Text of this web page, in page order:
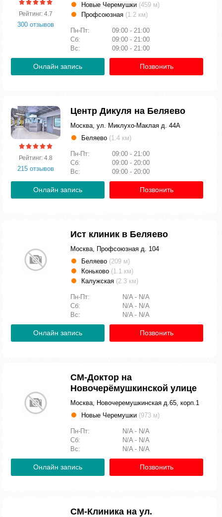
Рейтинг: 4.7
300 отзывов
Новые Черемушки (459 м)
Профсоюзная (1.2 км)
Пн-Пт:
09:00 - 21:00
Сб:
09:00 - 21:00
Вс:
09:00 - 21:00
Онлайн запись Позвонить
Рейтинг: 4.8
215 отзывов
Центр Дикуля на Беляево
Москва, ул. Миклухо-Маклая д. 44А
Беляево (1.4 км)
Пн-Пт:
09:00 - 21:00
Сб:
09:00 - 20:00
Вс:
09:00 - 20:00
Онлайн запись Позвонить
Ист клиник в Беляево
Москва, Профсоюзная д. 104
Беляево (209 м)
Коньково (1.1 км)
Калужская (2.3 км)
Пн-Пт:
N/A - N/A
Сб:
N/A - N/A
Вс:
N/A - N/A
Онлайн запись Позвонить
СМ-Доктор на
Новочерёмушкинской улице
Москва, Новочеремушкинская д.65, корп.1
Новые Черемушки (973 м)
Пн-Пт:
N/A - N/A
Сб:
N/A - N/A
Вс:
N/A - N/A
Онлайн запись Позвонить
СМ-Клиника на ул.